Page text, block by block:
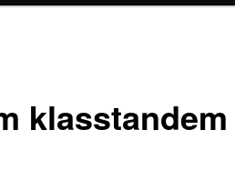
klasstandem